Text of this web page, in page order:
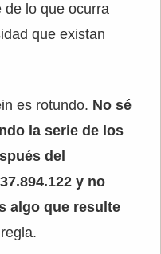
de lo que ocurra
que existan
es rotundo. No sé
la serie de los
del
y no
algo que resulte